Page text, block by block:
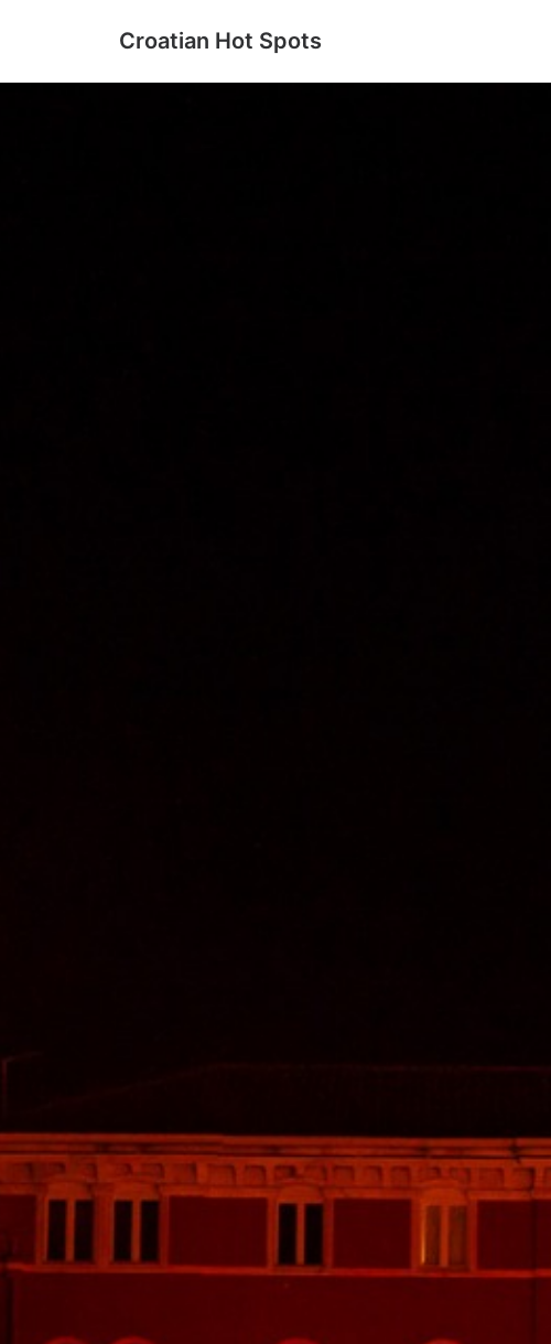
Croatian Hot Spots